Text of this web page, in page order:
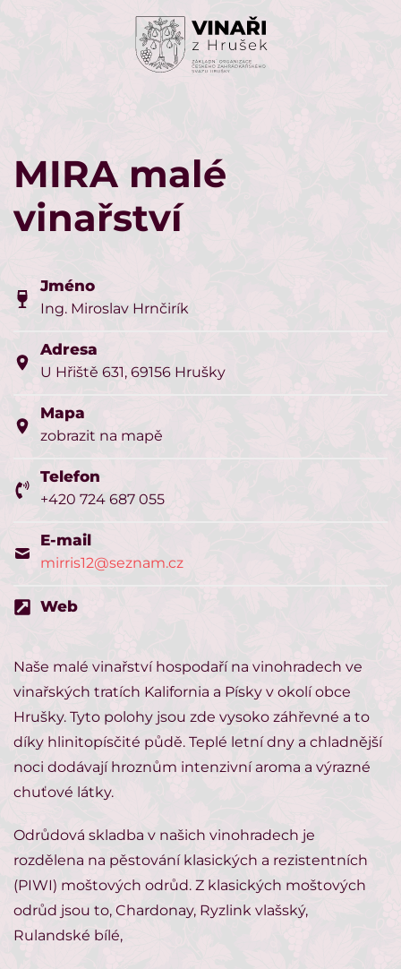
Skip to main content
MIRA malé
vinařství
Jméno
Ing. Miroslav Hrnčirík
Adresa
U Hřiště 631, 69156 Hrušky
Mapa
zobrazit na mapě
Telefon
+420 724 687 055
E-mail
mirris12@seznam.cz
Web
Naše malé vinařství hospodaří na vinohradech ve
vinařských tratích Kalifornia a Písky v okolí obce
Hrušky. Tyto polohy jsou zde vysoko záhřevné a to
díky hlinitopísčité půdě. Teplé letní dny a chladnější
noci dodávají hroznům intenzivní aroma a výrazné
chuťové látky.
Odrůdová skladba v našich vinohradech je
rozdělena na pěstování klasických a rezistentních
(PIWI) moštových odrůd. Z klasických moštových
odrůd jsou to, Chardonay, Ryzlink vlašský,
Rulandské bílé,